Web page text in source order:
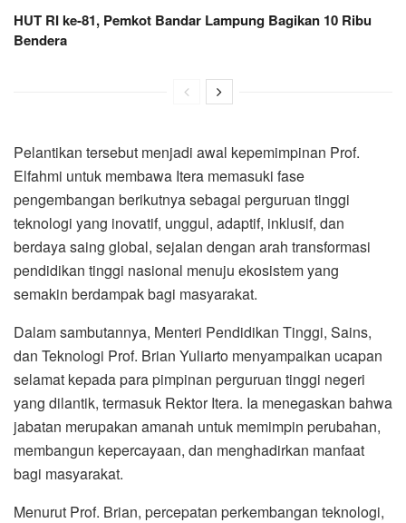
HUT RI ke-81, Pemkot Bandar Lampung Bagikan 10 Ribu
Bendera
Pelantikan tersebut menjadi awal kepemimpinan Prof.
Elfahmi untuk membawa Itera memasuki fase
pengembangan berikutnya sebagai perguruan tinggi
teknologi yang inovatif, unggul, adaptif, inklusif, dan
berdaya saing global, sejalan dengan arah transformasi
pendidikan tinggi nasional menuju ekosistem yang
semakin berdampak bagi masyarakat.
Dalam sambutannya, Menteri Pendidikan Tinggi, Sains,
dan Teknologi Prof. Brian Yuliarto menyampaikan ucapan
selamat kepada para pimpinan perguruan tinggi negeri
yang dilantik, termasuk Rektor Itera. Ia menegaskan bahwa
jabatan merupakan amanah untuk memimpin perubahan,
membangun kepercayaan, dan menghadirkan manfaat
bagi masyarakat.
Menurut Prof. Brian, percepatan perkembangan teknologi,